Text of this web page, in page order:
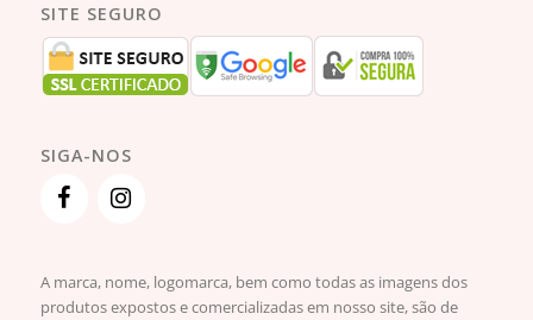
SITE SEGURO
SIGA-NOS
A marca, nome, logomarca, bem como todas as imagens dos
produtos expostos e comercializadas em nosso site, são de